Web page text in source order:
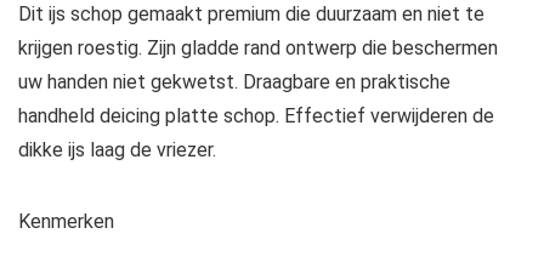
Dit ijs schop gemaakt premium die duurzaam en niet te
krijgen roestig. Zijn gladde rand ontwerp die beschermen
uw handen niet gekwetst. Draagbare en praktische
handheld deicing platte schop. Effectief verwijderen de
dikke ijs laag de vriezer.
Kenmerken